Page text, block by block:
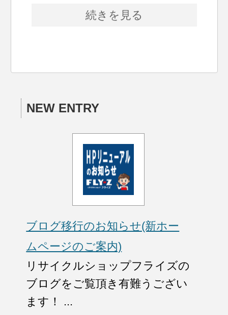
続きを見る
NEW ENTRY
ブログ移行のお知らせ(新ホー
ムページのご案内)
リサイクルショップフライズの
ブログをご覧頂き有難うござい
ます！ ...